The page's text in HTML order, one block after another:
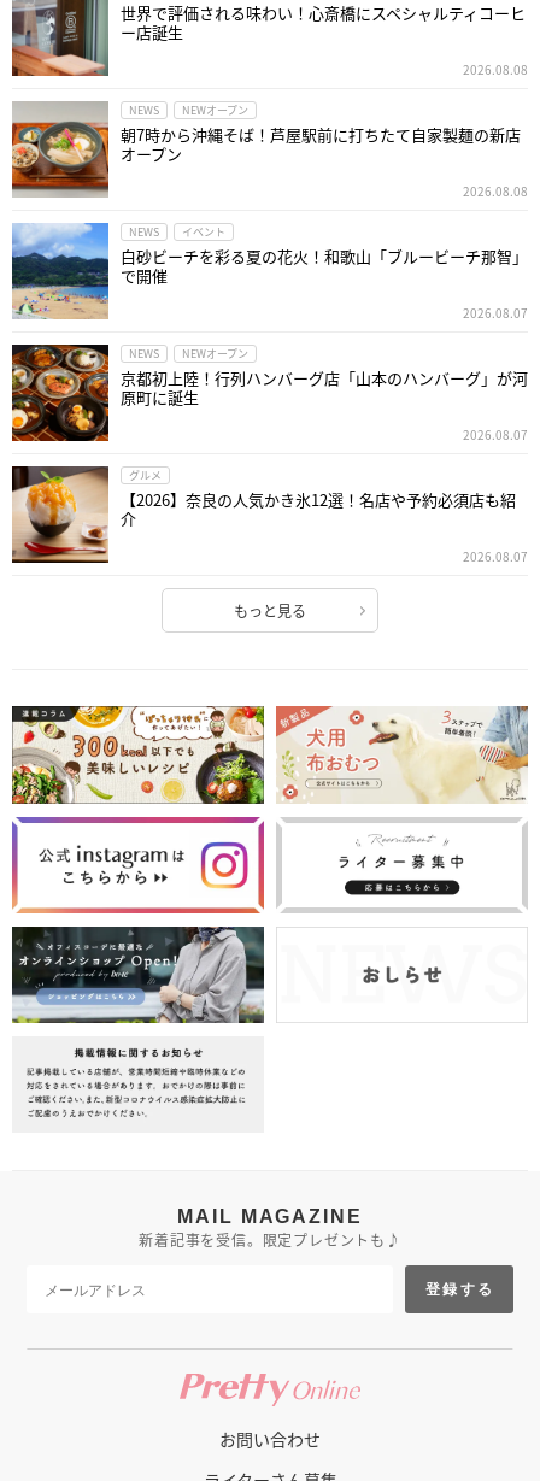
世界で評価される味わい！心斎橋にスペシャルティコーヒ
ー店誕生
2026.08.08
NEWS NEWオープン
朝7時から沖縄そば！芦屋駅前に打ちたて自家製麺の新店
オープン
2026.08.08
NEWS イベント
白砂ビーチを彩る夏の花火！和歌山「ブルービーチ那智」
で開催
2026.08.07
NEWS NEWオープン
京都初上陸！行列ハンバーグ店「山本のハンバーグ」が河
原町に誕生
2026.08.07
グルメ
【2026】奈良の人気かき氷12選！名店や予約必須店も紹
介
2026.08.07
もっと見る
MAIL MAGAZINE
新着記事を受信。限定プレゼントも♪
登録する
お問い合わせ